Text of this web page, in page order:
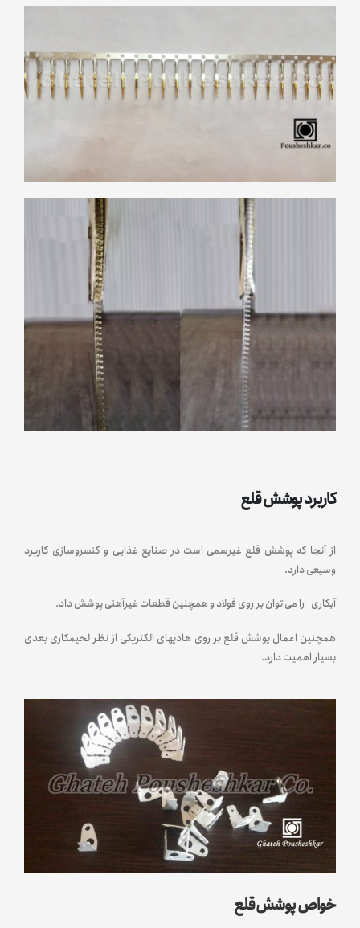
کاربرد پوشش قلع
از آنجا که پوشش قلع غیرسمی است در صنایع غذایی و کنسروسازی کاربرد
وسیعی دارد.
آبکاری را می توان بر روی فولاد و همچنین قطعات غیرآهنی پوشش داد.
همچنین اعمال پوشش قلع بر روی هادیهای الکتریکی از نظر لحیمکاری بعدی
بسیار اهمیت دارد.
خواص پوشش قلع